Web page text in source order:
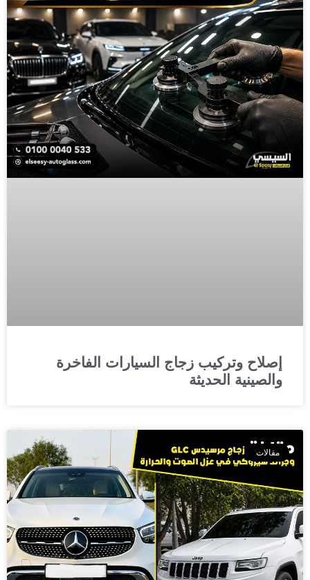
إصلاح وتركيب زجاج السيارات الفاخرة
والصينية الحديثة
مقالات